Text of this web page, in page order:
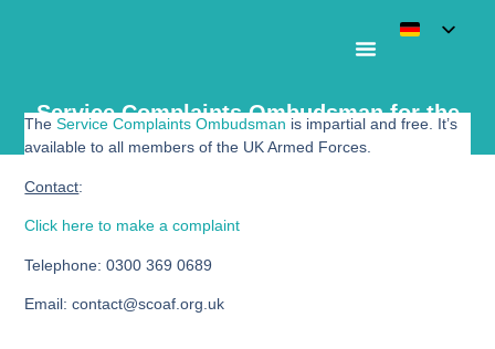
Service Complaints Ombudsman for the
Armed Forces
TheService Complaints Ombudsman is impartial and free. It’s
available to all members of the UK Armed Forces.
Contact:
Click here to make a complaint
Telephone: 0300 369 0689
Email: contact@scoaf.org.uk